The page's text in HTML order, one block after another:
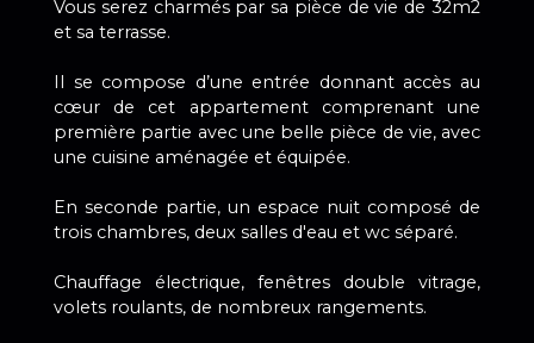
Vous serez charmés par sa pièce de vie de 32m2
et sa terrasse.
Il se compose d’une entrée donnant accès au
cœur de cet appartement comprenant une
première partie avec une belle pièce de vie, avec
une cuisine aménagée et équipée.
En seconde partie, un espace nuit composé de
trois chambres, deux salles d'eau et wc séparé.
Chauffage électrique, fenêtres double vitrage,
volets roulants, de nombreux rangements.